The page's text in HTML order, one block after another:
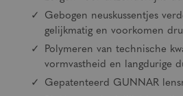
Gebogen neuskussentjes
gelijkmatig en voorkomen
Polymeren van technische
vormvastheid en langdurige
Gepatenteerd GUNNAR